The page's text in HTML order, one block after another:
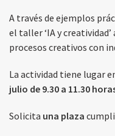
A través de ejemplos
el taller ‘IA y
procesos creativos con
La actividad tiene lugar
julio de 9.30 a 11.30
Solicita una plaza